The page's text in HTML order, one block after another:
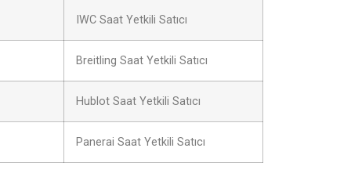
IWC Saat Yetkili Satıcı
Breitling Saat Yetkili Satıcı
Hublot Saat Yetkili Satıcı
Panerai Saat Yetkili Satıcı